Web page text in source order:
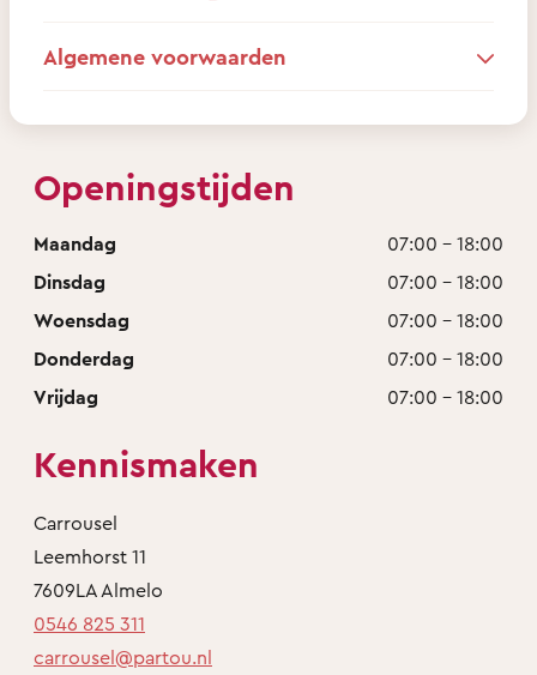
Algemene voorwaarden
Openingstijden
Maandag
07:00 - 18:00
Dinsdag
07:00 - 18:00
Woensdag
07:00 - 18:00
Donderdag
07:00 - 18:00
Vrijdag
07:00 - 18:00
Kennismaken
Carrousel
Leemhorst 11
7609LA Almelo
0546 825 311
carrousel@partou.nl